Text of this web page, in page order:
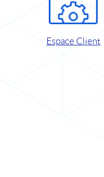
Espace Client